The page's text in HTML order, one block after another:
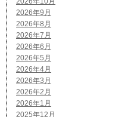
2026年9月
2026年8月
2026年7月
2026年6月
2026年5月
2026年4月
2026年3月
2026年2月
2026年1月
2025年12月